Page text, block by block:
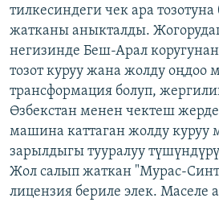
тилкесиндеги чек ара
жатканы аныкталды.
негизинде Беш-Арал
тозот куруу жана жолду оңдоо
трансформация болуп,
Өзбекстан менен чектеш
машина каттаган жолду куруу
зарылдыгы тууралуу
Жол салып жаткан "Мурас-
лицензия бериле элек. Маселе